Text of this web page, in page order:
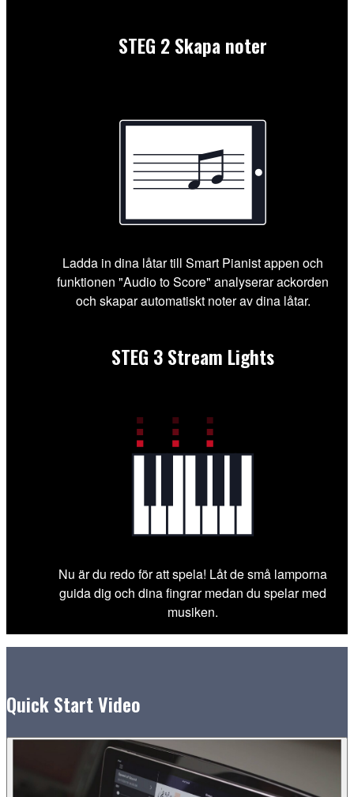
STEG 2Skapa noter
Ladda in dina låtar till Smart Pianist appen och
funktionen "Audio to Score" analyserar ackorden
och skapar automatiskt noter av dina låtar.
STEG 3Stream Lights
Nu är du redo för att spela! Låt de små lamporna
guida dig och dina fingrar medan du spelar med
musiken.
Quick Start Video